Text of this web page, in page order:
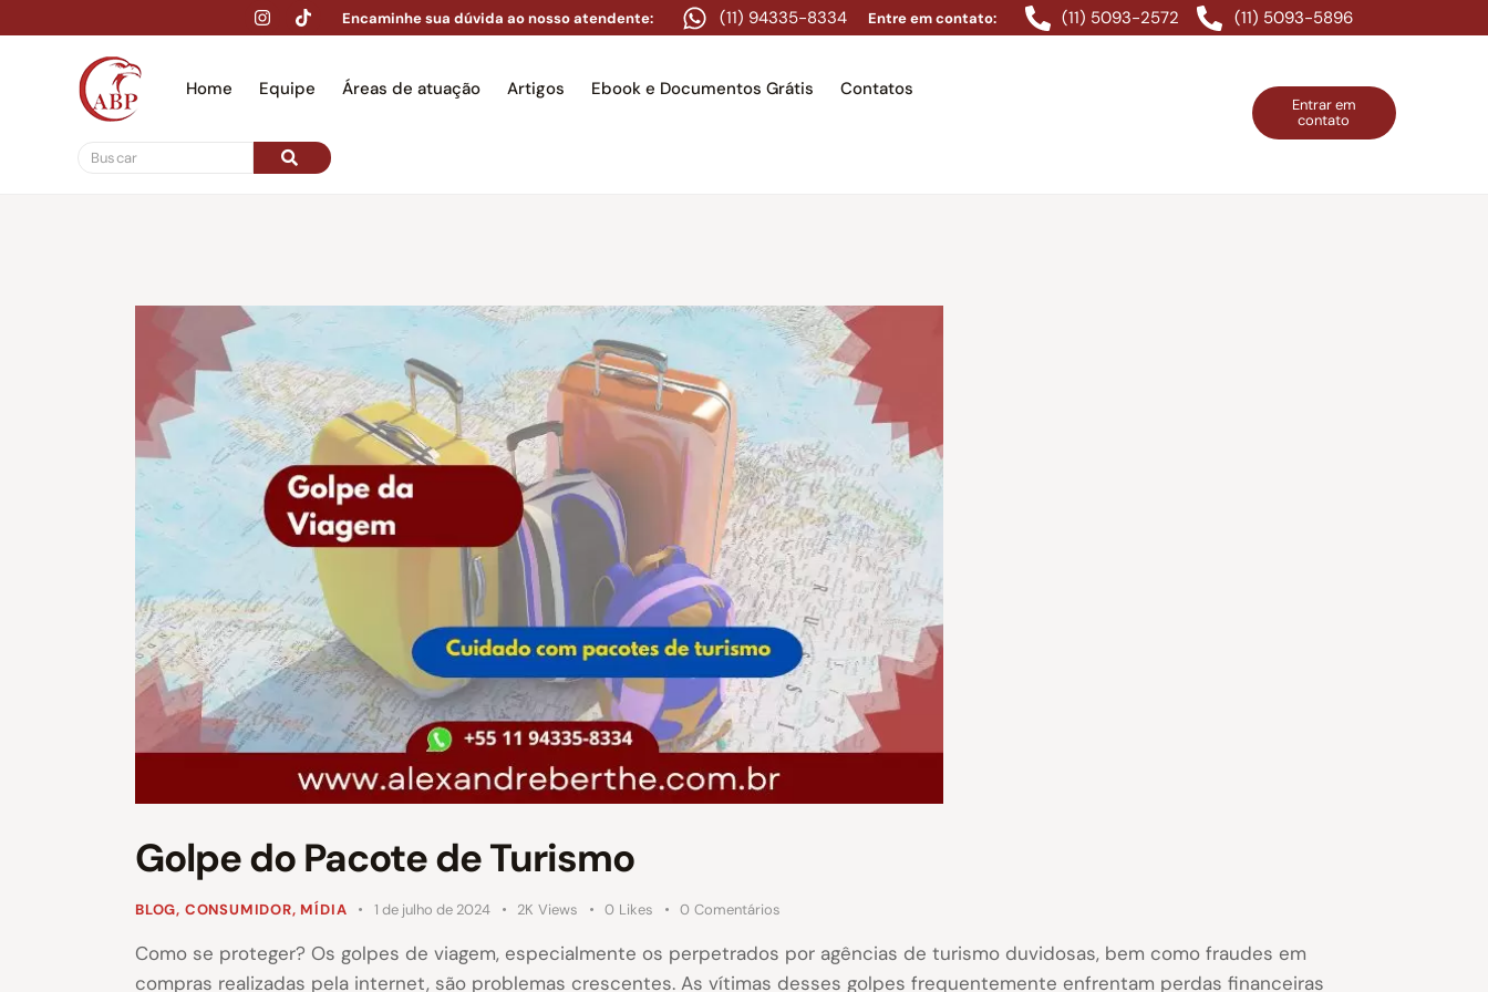
Encaminhe sua dúvida ao nosso atendente: (11) 94335-8334 Entre em contato: (11) 5093-2572 (11) 5093-5896
Home Equipe Áreas de atuação Artigos Ebook e Documentos Grátis Contatos
Entrar em
contato
Golpe do Pacote de Turismo
BLOG, CONSUMIDOR, MÍDIA 1 de julho de 2024 2K Views 0 Likes 0 Comentários
Como se proteger? Os golpes de viagem, especialmente os perpetrados por agências de turismo duvidosas, bem como fraudes em
compras realizadas pela internet, são problemas crescentes. As vítimas desses golpes frequentemente enfrentam perdas financeiras